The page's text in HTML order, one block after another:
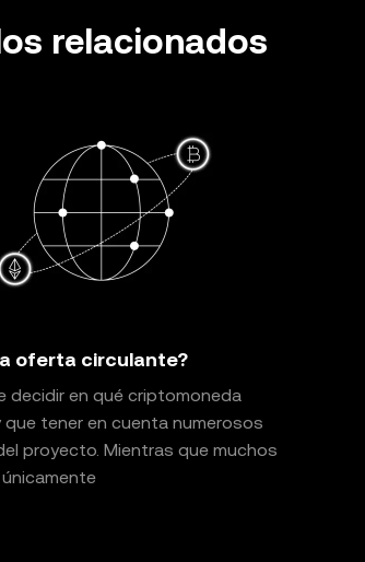
relacionados
oferta circulante?
decidir en qué criptomoneda
que tener en cuenta numerosos
proyecto. Mientras que muchos